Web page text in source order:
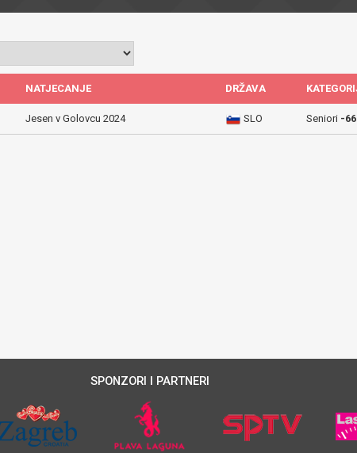
NATJECANJE DRŽAVA
Jesen v Golovcu 2024 SLO Seniori -
SPONZORI I PARTNERI